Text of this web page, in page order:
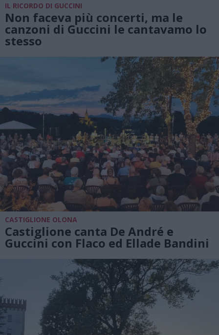
IL RICORDO DI GUCCINI
Non faceva più concerti, ma le
canzoni di Guccini le cantavamo lo
stesso
CASTIGLIONE OLONA
Castiglione canta De André e
Guccini con Flaco ed Ellade Bandini